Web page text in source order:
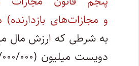
و مجازات‌های بازدارنده) مصوب
به شرطی که ارزش مال